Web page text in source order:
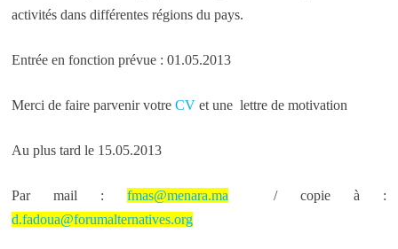
activités dans différentes régions du pays.
Entrée en fonction prévue : 01.05.2013
Merci de faire parvenir votre CVet une lettre de motivation
Au plus tard le 15.05.2013
Par mail : fmas@menara.ma / copie à :
d.fadoua@forumalternatives.org